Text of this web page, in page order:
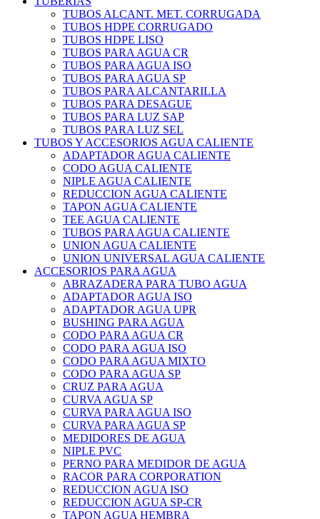
TUBOS ALCANT. MET. CORRUGADA
TUBOS HDPE CORRUGADO
TUBOS HDPE LISO
TUBOS PARA AGUA CR
TUBOS PARA AGUA ISO
TUBOS PARA AGUA SP
TUBOS PARA ALCANTARILLA
TUBOS PARA DESAGUE
TUBOS PARA LUZ SAP
TUBOS PARA LUZ SEL
TUBOS Y ACCESORIOS AGUA CALIENTE
ADAPTADOR AGUA CALIENTE
CODO AGUA CALIENTE
NIPLE AGUA CALIENTE
REDUCCION AGUA CALIENTE
TAPON AGUA CALIENTE
TEE AGUA CALIENTE
TUBOS PARA AGUA CALIENTE
UNION AGUA CALIENTE
UNION UNIVERSAL AGUA CALIENTE
ACCESORIOS PARA AGUA
ABRAZADERA PARA TUBO AGUA
ADAPTADOR AGUA ISO
ADAPTADOR AGUA UPR
BUSHING PARA AGUA
CODO PARA AGUA CR
CODO PARA AGUA ISO
CODO PARA AGUA MIXTO
CODO PARA AGUA SP
CRUZ PARA AGUA
CURVA AGUA SP
CURVA PARA AGUA ISO
CURVA PARA AGUA SP
MEDIDORES DE AGUA
NIPLE PVC
PERNO PARA MEDIDOR DE AGUA
RACOR PARA CORPORATION
REDUCCION AGUA ISO
REDUCCION AGUA SP-CR
TAPON AGUA HEMBRA